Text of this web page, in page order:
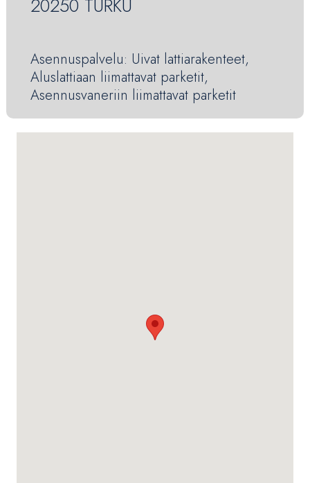
20250 TURKU
Asennuspalvelu: Uivat lattiarakenteet,
Aluslattiaan liimattavat parketit,
Asennusvaneriin liimattavat parketit